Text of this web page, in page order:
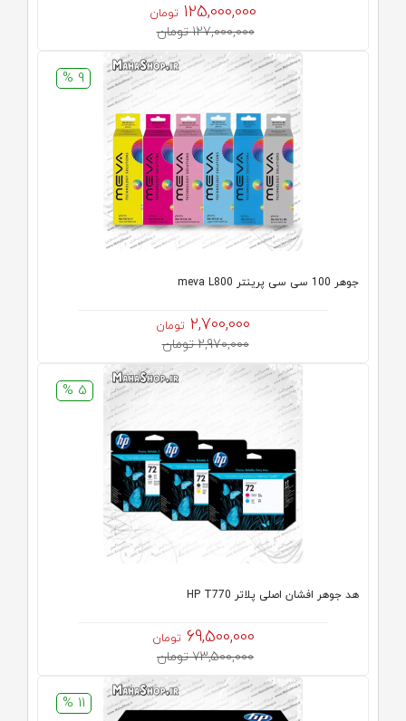
125,000,000 تومان
127,000,000 تومان
9 %
جوهر 100 سی سی پرینتر meva L800
2,700,000 تومان
2,970,000 تومان
5 %
هد جوهر افشان اصلی پلاتر HP T770
69,500,000 تومان
73,500,000 تومان
11 %